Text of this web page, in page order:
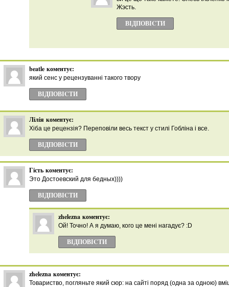
Жэсть.
ВІДПОВІCТИ
beatle коментує:
який сенс у рецензуванні такого твору
ВІДПОВІCТИ
Лілія коментує:
Хіба це рецензія? Переповіли весь текст у стилі Гобліна і все.
ВІДПОВІCТИ
Гість коментує:
Это Достоевский для бедных))))
ВІДПОВІCТИ
zhelezna коментує:
Ой! Точно! А я думаю, кого це мені нагадує? :D
ВІДПОВІCТИ
zhelezna коментує:
Товариство, погляньте який сюр: на сайті поряд (одна за одною)